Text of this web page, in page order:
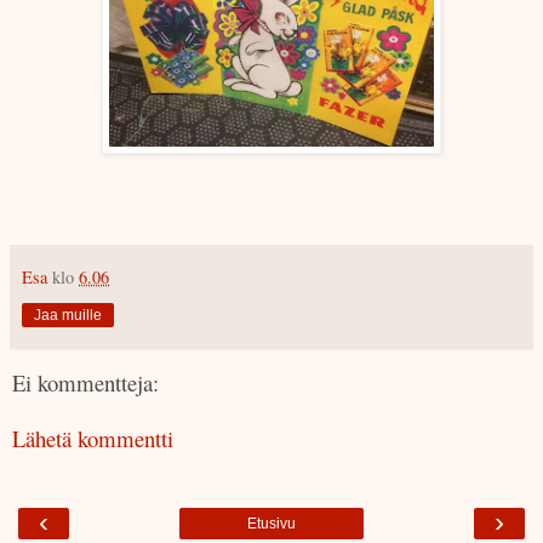
Esa klo 6.06
Jaa muille
Ei kommentteja:
Lähetä kommentti
‹ ›
Etusivu